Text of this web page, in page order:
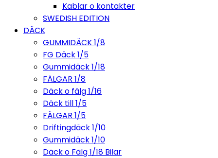
Kablar o kontakter
SWEDISH EDITION
DÄCK
GUMMIDÄCK 1/8
FG Däck 1/5
Gummidäck 1/18
FÄLGAR 1/8
Däck o fälg 1/16
Däck till 1/5
FÄLGAR 1/5
Driftingdäck 1/10
Gummidäck 1/10
Däck o Fälg 1/18 Bilar